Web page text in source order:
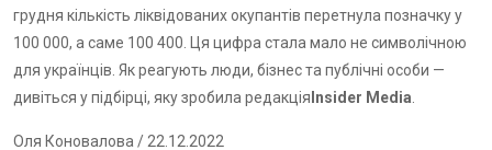
грудня кількість ліквідованих окупантів перетнула позначку у
100 000, а саме 100 400. Ця цифра стала мало не символічною
для українців. Як реагують люди, бізнес та публічні особи —
дивіться у підбірці, яку зробила редакція Insider Media
Оля Коновалова / 22.12.2022